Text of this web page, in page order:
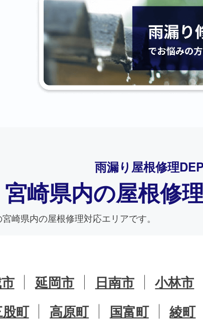
雨漏り屋根修理
宮崎県内の屋根修
崎県内の屋根修理対応エリアです。
延岡市 日南市 小林市
町 高原町 国富町 綾町